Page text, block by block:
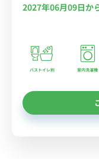
2027年06月09日か
バストイレ別 室内洗濯機